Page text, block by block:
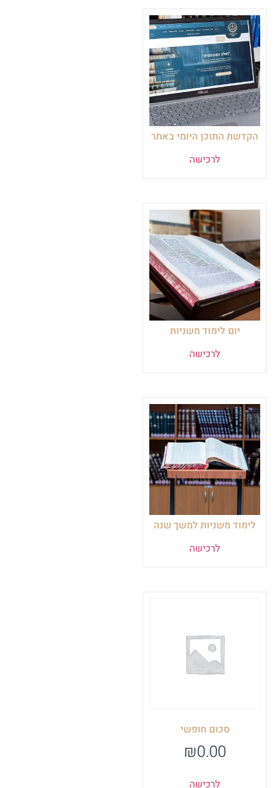
הקדשת התוכן היומי באתר
לרכישה
יום לימוד משניות
לרכישה
לימוד משניות למשך שנה
לרכישה
סכום חופשי
₪0.00
לרכישה